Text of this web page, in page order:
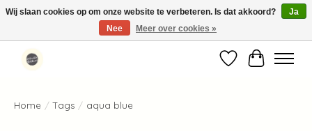
Standaard verzending binnen 1-2 werkdagen in Nederland en België ✓
Verlanglijst
Home / Tags / aqua blue
Wij slaan cookies op om onze website te verbeteren. Is dat akkoord?
Ja
Nee
Meer over cookies »